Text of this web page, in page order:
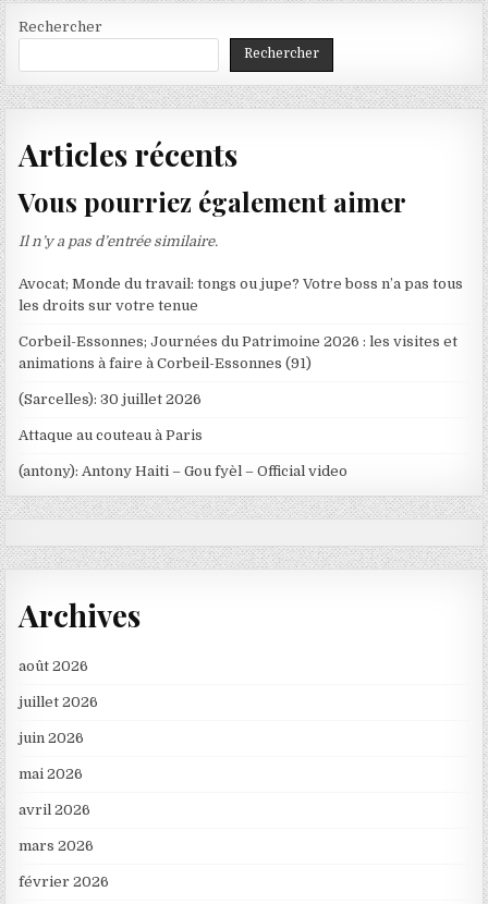
Rechercher
Rechercher
Articles récents
Vous pourriez également aimer
Il n’y a pas d’entrée similaire.
Avocat; Monde du travail: tongs ou jupe? Votre boss n’a pas tous
les droits sur votre tenue
Corbeil-Essonnes; Journées du Patrimoine 2026 : les visites et
animations à faire à Corbeil-Essonnes (91)
(Sarcelles): 30 juillet 2026
Attaque au couteau à Paris
(antony): Antony Haiti – Gou fyèl – Official video
Archives
août 2026
juillet 2026
juin 2026
mai 2026
avril 2026
mars 2026
février 2026